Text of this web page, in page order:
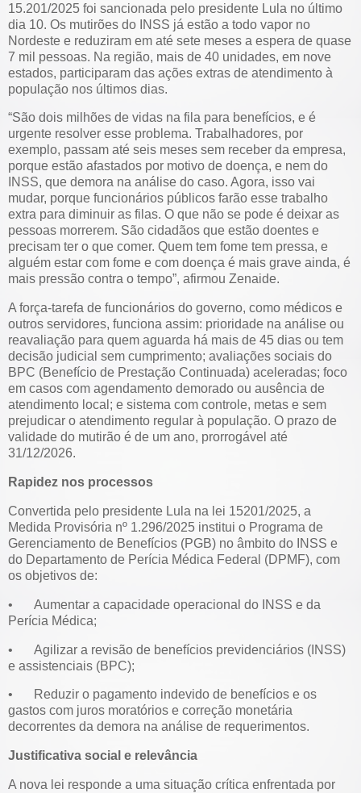
15.201/2025 foi sancionada pelo presidente Lula no último
dia 10. Os mutirões do INSS já estão a todo vapor no
Nordeste e reduziram em até sete meses a espera de quase
7 mil pessoas. Na região, mais de 40 unidades, em nove
estados, participaram das ações extras de atendimento à
população nos últimos dias.
“São dois milhões de vidas na fila para benefícios, e é
urgente resolver esse problema. Trabalhadores, por
exemplo, passam até seis meses sem receber da empresa,
porque estão afastados por motivo de doença, e nem do
INSS, que demora na análise do caso. Agora, isso vai
mudar, porque funcionários públicos farão esse trabalho
extra para diminuir as filas. O que não se pode é deixar as
pessoas morrerem. São cidadãos que estão doentes e
precisam ter o que comer. Quem tem fome tem pressa, e
alguém estar com fome e com doença é mais grave ainda, é
mais pressão contra o tempo”, afirmou Zenaide.
A força-tarefa de funcionários do governo, como médicos e
outros servidores, funciona assim: prioridade na análise ou
reavaliação para quem aguarda há mais de 45 dias ou tem
decisão judicial sem cumprimento; avaliações sociais do
BPC (Benefício de Prestação Continuada) aceleradas; foco
em casos com agendamento demorado ou ausência de
atendimento local; e sistema com controle, metas e sem
prejudicar o atendimento regular à população. O prazo de
validade do mutirão é de um ano, prorrogável até
31/12/2026.
Rapidez nos processos
Convertida pelo presidente Lula na lei 15201/2025, a
Medida Provisória nº 1.296/2025 institui o Programa de
Gerenciamento de Benefícios (PGB) no âmbito do INSS e
do Departamento de Perícia Médica Federal (DPMF), com
os objetivos de:
•
Aumentar a capacidade operacional do INSS e da
Perícia Médica;
•
Agilizar a revisão de benefícios previdenciários (INSS)
e assistenciais (BPC);
•
Reduzir o pagamento indevido de benefícios e os
gastos com juros moratórios e correção monetária
decorrentes da demora na análise de requerimentos.
Justificativa social e relevância
A nova lei responde a uma situação crítica enfrentada por